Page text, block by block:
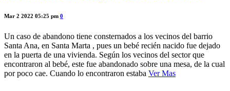
Mar 2 2022 05:25 pm 0
Un caso de abandono tiene consternados a los vecinos del barrio
Santa Ana, en Santa Marta , pues un bebé recién nacido fue dejado
en la puerta de una vivienda. Según los vecinos del sector que
encontraron al bebé, este fue abandonado sobre una mesa, de la cual
por poco cae. Cuando lo encontraron estaba Ver Mas